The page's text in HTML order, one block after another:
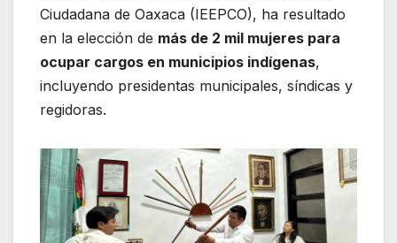
Ciudadana de Oaxaca (IEEPCO), ha resultado
en la elección de más de 2 mil mujeres para
ocupar cargos en municipios indígenas,
incluyendo presidentas municipales, síndicas y
regidoras.